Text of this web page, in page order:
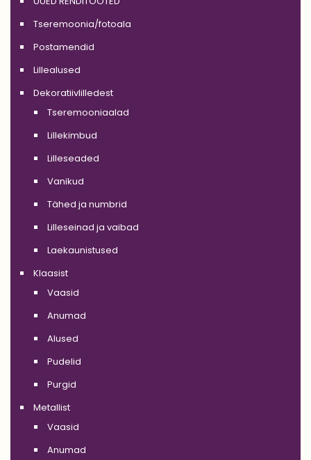
Tseremoonia/fotoala
Postamendid
Lillealused
Dekoratiivlilledest
Tseremooniaalad
Lillekimbud
Lilleseaded
Vanikud
Tähed ja numbrid
Lilleseinad ja vaibad
Laekaunistused
Klaasist
Vaasid
Anumad
Alused
Pudelid
Purgid
Metallist
Vaasid
Anumad